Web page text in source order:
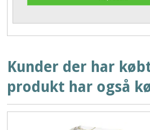
Kunder der har
produkt har også